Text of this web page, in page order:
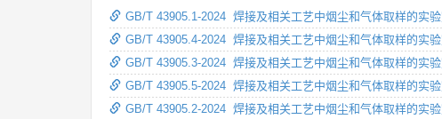
GB/T 43905.1-2024 焊接及相关工艺中烟尘和气体取样的实
GB/T 43905.4-2024 焊接及相关工艺中烟尘和气体取样的实
GB/T 43905.3-2024 焊接及相关工艺中烟尘和气体取样的实
GB/T 43905.5-2024 焊接及相关工艺中烟尘和气体取样的实
GB/T 43905.2-2024 焊接及相关工艺中烟尘和气体取样的实